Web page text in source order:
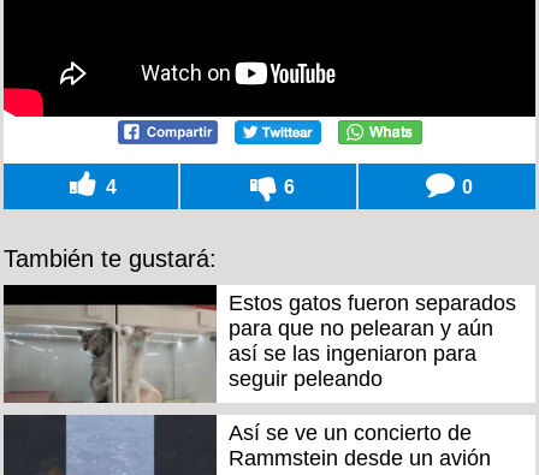
4 6 0
También te gustará:
Estos gatos fueron separados
para que no pelearan y aún
así se las ingeniaron para
seguir peleando
Así se ve un concierto de
Rammstein desde un avión